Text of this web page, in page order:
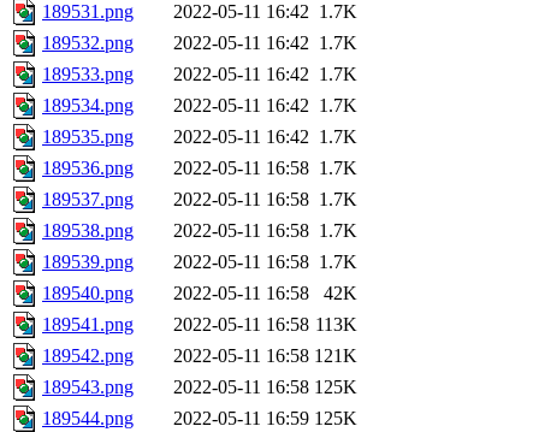
189531.png
2022-05-11 16:42 1.7K
189532.png
2022-05-11 16:42 1.7K
189533.png
2022-05-11 16:42 1.7K
189534.png
2022-05-11 16:42 1.7K
189535.png
2022-05-11 16:42 1.7K
189536.png
2022-05-11 16:58 1.7K
189537.png
2022-05-11 16:58 1.7K
189538.png
2022-05-11 16:58 1.7K
189539.png
2022-05-11 16:58 1.7K
189540.png
2022-05-11 16:58
42K
189541.png
2022-05-11 16:58 113K
189542.png
2022-05-11 16:58 121K
189543.png
2022-05-11 16:58 125K
189544.png
2022-05-11 16:59 125K